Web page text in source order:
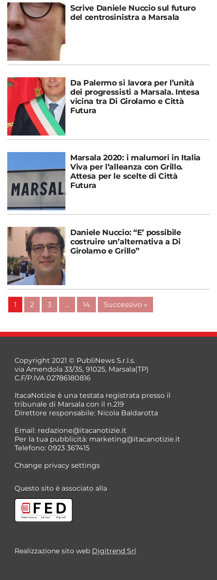
Scrive Daniele Nuccio sul futuro
del centrosinistra a Marsala
Da Palermo si lavora per l’unità
dei progressisti a Marsala. Intesa
vicina tra Di Girolamo e Città
Futura
Marsala 2020: i malumori in Italia
Viva per l’alleanza con Grillo.
Attesa per le scelte di Città
Futura
Daniele Nuccio: “E’ possibile
costruire un’alternativa a Di
Girolamo e Grillo”
1 2 3 … 14 Successivo »
Copyright 2021 © PubliNews S.r.l.s.
via Amendola 33/35, 91025, Marsala(TP)
C.F/P.IVA 02786180816
ItacaNotizie è una testata registrata presso il
tribunale di Marsala con il n.219
Direttore responsabile: Nicola Baldarotta
Email: redazione@itacanotizie.it
Per la tua pubblicità: marketing@itacanotizie.it
Telefono: 0923 367415
Change privacy settings
Questo sito è associato alla
Realizzazione sito web Digitrend Srl